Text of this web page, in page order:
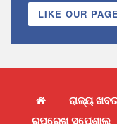
LIKE OUR PAGE
ରାଜ୍ୟ